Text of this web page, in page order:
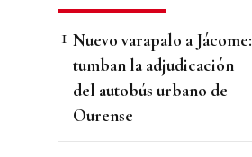
Nuevo varapalo a Jácome:
tumban la adjudicación
del autobús urbano de
Ourense